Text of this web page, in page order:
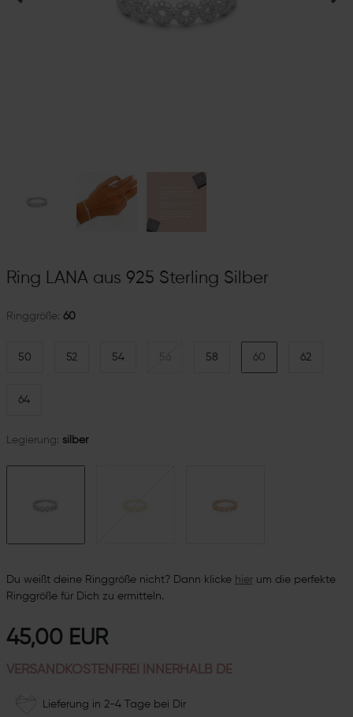
Ring LANA aus 925 Sterling Silber
Ringgröße: 60
50 52 54 56 58 60 62
64
Legierung: silber
Du weißt deine Ringgröße nicht? Dann klicke hierum die perfekte
Ringgröße für Dich zu ermitteln.
45,00 EUR
VERSANDKOSTENFREI INNERHALB DE
Lieferung in 2-4 Tage bei Dir